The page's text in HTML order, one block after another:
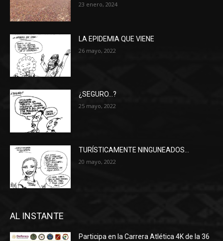
23 enero, 2024
LA EPIDEMIA QUE VIENE
26 mayo, 2022
¿SEGURO…?
25 mayo, 2022
TURÍSTICAMENTE NINGUNEADOS…
20 mayo, 2022
AL INSTANTE
Participa en la Carrera Atlética 4K de la 36